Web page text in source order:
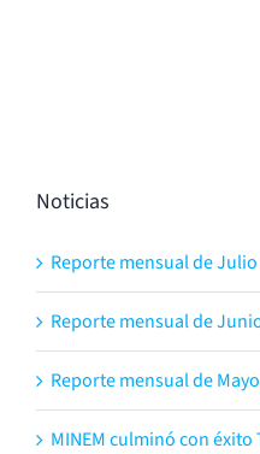
Noticias
Reporte mensual de
Reporte mensual de
Reporte mensual de
MINEM culminó con